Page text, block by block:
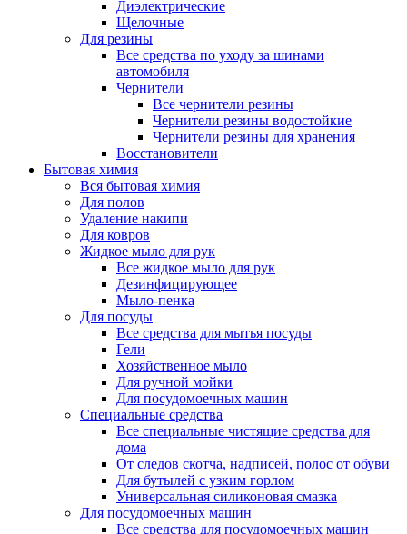
Диэлектрические
Щелочные
Для резины
Все средства по уходу за шинами
автомобиля
Чернители
Все чернители резины
Чернители резины водостойкие
Чернители резины для хранения
Восстановители
Бытовая химия
Вся бытовая химия
Для полов
Удаление накипи
Для ковров
Жидкое мыло для рук
Все жидкое мыло для рук
Дезинфицирующее
Мыло-пенка
Для посуды
Все средства для мытья посуды
Гели
Хозяйственное мыло
Для ручной мойки
Для посудомоечных машин
Специальные средства
Все специальные чистящие средства для
дома
От следов скотча, надписей, полос от обуви
Для бутылей с узким горлом
Универсальная силиконовая смазка
Для посудомоечных машин
Все средства для посудомоечных машин